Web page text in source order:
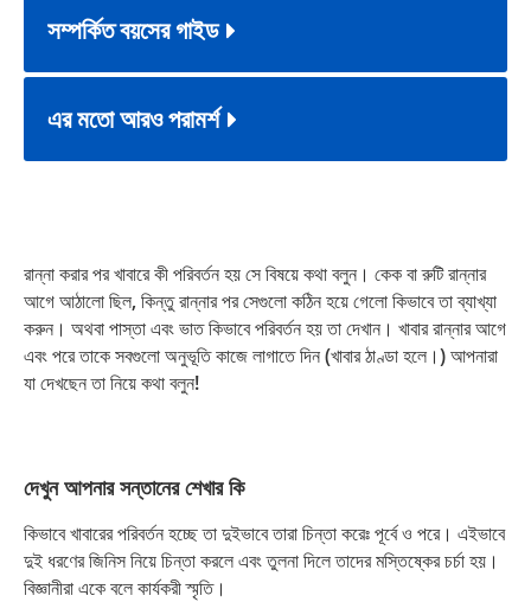
সম্পর্কিত বয়সের গাইড
এর মতো আরও পরামর্শ
রান্না করার পর খাবারে কী পরিবর্তন হয় সে বিষয়ে কথা বলুন। কেক বা রুটি রান্নার
আগে আঠালো ছিল, কিন্তু রান্নার পর সেগুলো কঠিন হয়ে গেলো কিভাবে তা ব্যাখ্যা
করুন। অথবা পাস্তা এবং ভাত কিভাবে পরিবর্তন হয় তা দেখান। খাবার রান্নার আগে
এবং পরে তাকে সবগুলো অনুভূতি কাজে লাগাতে দিন (খাবার ঠাণ্ডা হলে।) আপনারা
যা দেখছেন তা নিয়ে কথা বলুন!
দেখুন আপনার সন্তানের শেখার কি
কিভাবে খাবারের পরিবর্তন হচ্ছে তা দুইভাবে তারা চিন্তা করেঃ পূর্বে ও পরে। এইভাবে
দুই ধরণের জিনিস নিয়ে চিন্তা করলে এবং তুলনা দিলে তাদের মস্তিষ্কের চর্চা হয়।
বিজ্ঞানীরা একে বলে কার্যকরী স্মৃতি।